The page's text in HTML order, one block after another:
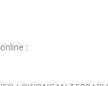
: